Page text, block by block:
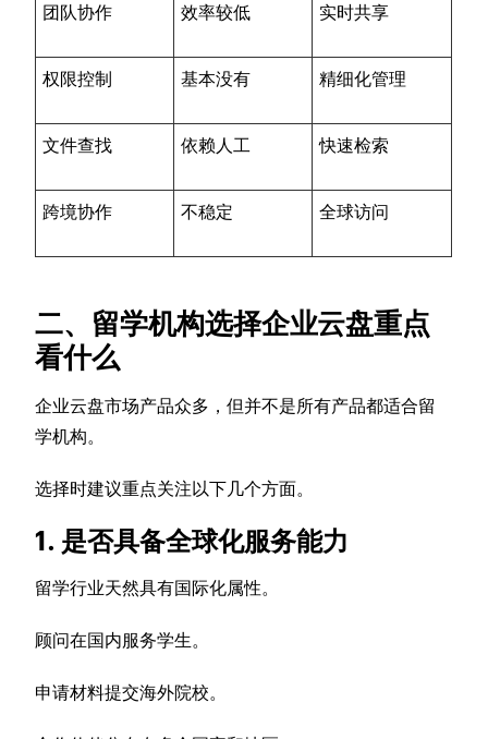
团队协作 效率较低 实时共享
权限控制 基本没有 精细化管理
文件查找 依赖人工 快速检索
跨境协作 不稳定 全球访问
二、留学机构选择企业云盘重点
看什么
企业云盘市场产品众多，但并不是所有产品都适合留
学机构。
选择时建议重点关注以下几个方面。
1. 是否具备全球化服务能力
留学行业天然具有国际化属性。
顾问在国内服务学生。
申请材料提交海外院校。